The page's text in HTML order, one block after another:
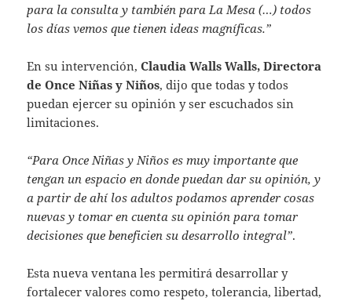
para la consulta y también para La Mesa (…) todos
los días vemos que tienen ideas magníficas.”
En su intervención,Claudia Walls Walls, Directora
de Once Niñas y Niños, dijo que todas y todos
puedan ejercer su opinión y ser escuchados sin
limitaciones.
“Para Once Niñas y Niños es muy importante que
tengan un espacio en donde puedan dar su opinión, y
a partir de ahí los adultos podamos aprender cosas
nuevas y tomar en cuenta su opinión para tomar
decisiones que beneficien su desarrollo integral”.
Esta nueva ventana les permitirá desarrollar y
fortalecer valores como respeto, tolerancia, libertad,